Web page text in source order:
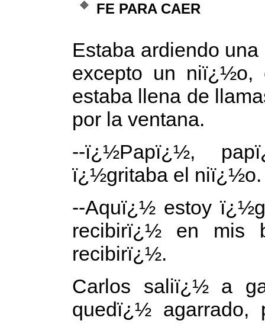
FE PARA CAER
Estaba ardiendo
excepto un niï¿½o,
estaba llena de
por la ventana.
--ï¿½Papï¿½,
ï¿½gritaba el niï¿½o.
--Aquï¿½ estoy
recibirï¿½ en mis
recibirï¿½.
Carlos saliï¿½ a
quedï¿½ agarrado,